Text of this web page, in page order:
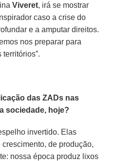
Viveret, irá se mostrar
caso a crise do
e a amputar direitos.
nos preparar para
das ZADs nas
sociedade, hoje?
invertido. Elas
de produção,
nossa época produz lixos